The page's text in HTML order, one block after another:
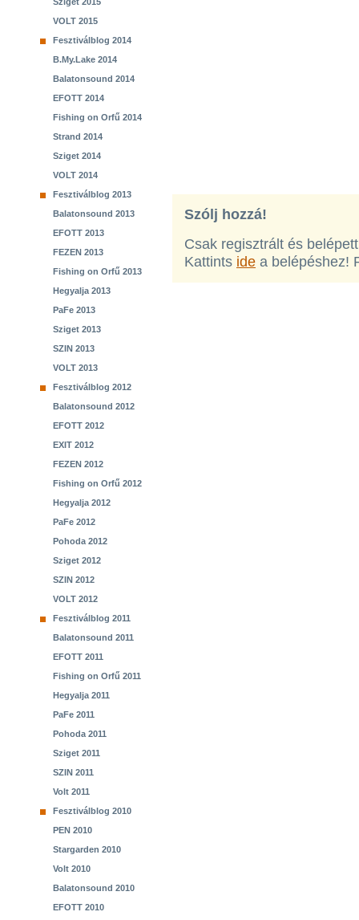
VOLT 2015
Fesztiválblog 2014
B.My.Lake 2014
Balatonsound 2014
EFOTT 2014
Fishing on Orfű 2014
Strand 2014
Sziget 2014
VOLT 2014
Fesztiválblog 2013
Balatonsound 2013
EFOTT 2013
FEZEN 2013
Fishing on Orfű 2013
Hegyalja 2013
PaFe 2013
Sziget 2013
SZIN 2013
VOLT 2013
Fesztiválblog 2012
Balatonsound 2012
EFOTT 2012
EXIT 2012
FEZEN 2012
Fishing on Orfű 2012
Hegyalja 2012
PaFe 2012
Pohoda 2012
Sziget 2012
SZIN 2012
VOLT 2012
Fesztiválblog 2011
Balatonsound 2011
EFOTT 2011
Fishing on Orfű 2011
Hegyalja 2011
PaFe 2011
Pohoda 2011
Sziget 2011
SZIN 2011
Volt 2011
Fesztiválblog 2010
PEN 2010
Stargarden 2010
Volt 2010
Balatonsound 2010
EFOTT 2010
Szólj hozzá!
Csak regisztrált és
Kattints ide a belépéshez!